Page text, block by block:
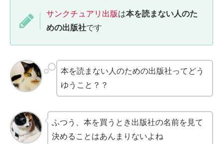
サンクチュアリ出版は本を読まない人のた
めの出版社です
本を読まない人のための出版社ってどう
ゆうこと？？
ふつう、本を買うとき出版社の名前を見て
決めることはあんまりないよね